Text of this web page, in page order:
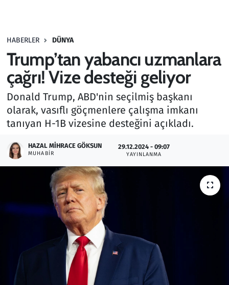
HABERLER DÜNYA
Trump’tan yabancı uzmanlara
çağrı! Vize desteği geliyor
Donald Trump, ABD'nin seçilmiş başkanı
olarak, vasıflı göçmenlere çalışma imkanı
tanıyan H-1B vizesine desteğini açıkladı.
HAZAL MIHRACE GÖKSUN
MUHABIR
29.12.2024 - 09:07
YAYINLANMA
Haber
Kültür Sanat
Kurumsal Haberler
Lezzet Durağı
Memur ve Kamu
Otomobil
Ramazan
Resmi İlanlar
Rüya Tabirleri